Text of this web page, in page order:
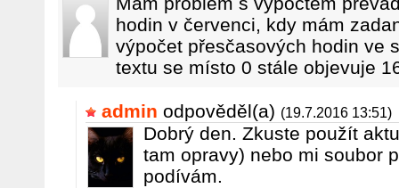
hodin v červenci, kdy mám
výpočet přesčasových hodin ve
textu se místo 0 stále objevuje
admin odpověděl(a) (19.7.2016 13:51)
Dobrý den. Zkuste použít
tam opravy) nebo mi soubor
podívám.